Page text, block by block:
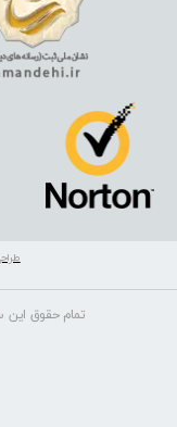
تمام حقوق این